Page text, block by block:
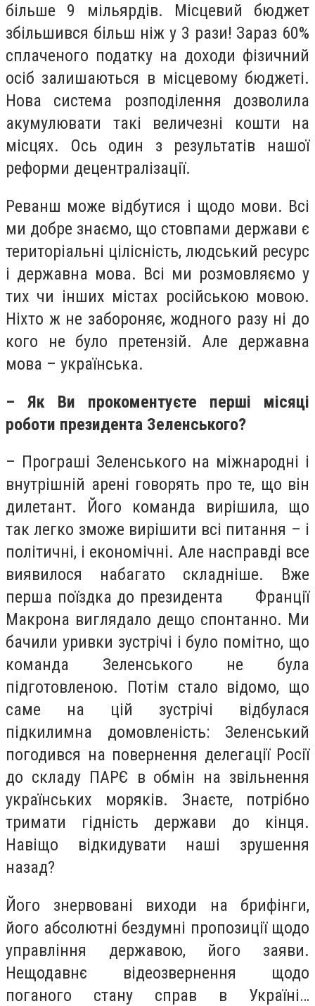
більше 9 мільярдів. Місцевий бюджет
збільшився більш ніж у 3 рази! Зараз 60%
сплаченого податку на доходи фізичний
осіб залишаються в місцевому бюджеті.
Нова система розподілення дозволила
акумулювати такі величезні кошти на
місцях. Ось один з результатів нашої
реформи децентралізації.
Реванш може відбутися і щодо мови. Всі
ми добре знаємо, що стовпами держави є
територіальні цілісність, людський ресурс
і державна мова. Всі ми розмовляємо у
тих чи інших містах російською мовою.
Ніхто ж не забороняє, жодного разу ні до
кого не було претензій. Але державна
мова – українська.
– Як Ви прокоментуєте перші місяці
роботи президента Зеленського?
– Програші Зеленського на міжнародні і
внутрішній арені говорять про те, що він
дилетант. Його команда вирішила, що
так легко зможе вирішити всі питання – і
політичні, і економічні. Але насправді все
виявилося набагато складніше. Вже
перша поїздка до президента Франції
Макрона виглядало дещо спонтанно. Ми
бачили уривки зустрічі і було помітно, що
команда Зеленського не була
підготовленою. Потім стало відомо, що
саме на цій зустрічі відбулася
підкилимна домовленість: Зеленський
погодився на повернення делегації Росії
до складу ПАРЄ в обмін на звільнення
українських моряків. Знаєте, потрібно
тримати гідність держави до кінця.
Навіщо відкидувати наші зрушення
назад?
Його знервовані виходи на брифінги,
його абсолютні бездумні пропозиції щодо
управління державою, його заяви.
Нещодавнє відеозвернення щодо
поганого стану справ в Україні…